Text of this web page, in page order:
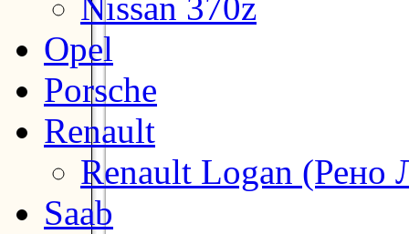
Nissan 370z
Opel
Porsche
Renault
Renault Logan (Рено
Saab